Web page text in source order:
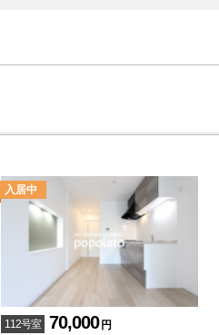
112号室 70,000 円